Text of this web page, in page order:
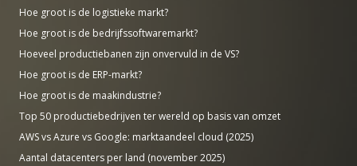
Hoe groot is de logistieke markt?
Hoe groot is de bedrijfssoftwaremarkt?
Hoeveel productiebanen zijn onvervuld in de VS?
Hoe groot is de ERP-markt?
Hoe groot is de maakindustrie?
Top 50 productiebedrijven ter wereld op basis van omzet
AWS vs Azure vs Google: marktaandeel cloud (2025)
Aantal datacenters per land (november 2025)